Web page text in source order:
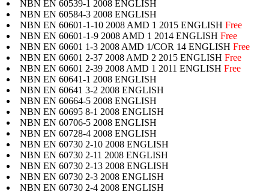
NBN EN 60539-1 2008 ENGLISH
NBN EN 60584-3 2008 ENGLISH
NBN EN 60601-1-10 2008 AMD 1 2015 ENGLISH Free
NBN EN 60601-1-9 2008 AMD 1 2014 ENGLISH Free
NBN EN 60601 1-3 2008 AMD 1/COR 14 ENGLISH Free
NBN EN 60601 2-37 2008 AMD 2 2015 ENGLISH Free
NBN EN 60601 2-39 2008 AMD 1 2011 ENGLISH Free
NBN EN 60641-1 2008 ENGLISH
NBN EN 60641 3-2 2008 ENGLISH
NBN EN 60664-5 2008 ENGLISH
NBN EN 60695 8-1 2008 ENGLISH
NBN EN 60706-5 2008 ENGLISH
NBN EN 60728-4 2008 ENGLISH
NBN EN 60730 2-10 2008 ENGLISH
NBN EN 60730 2-11 2008 ENGLISH
NBN EN 60730 2-13 2008 ENGLISH
NBN EN 60730 2-3 2008 ENGLISH
NBN EN 60730 2-4 2008 ENGLISH